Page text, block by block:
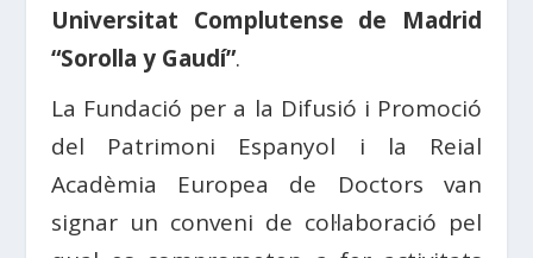
Universitat Complutense de Madrid
“Sorolla y Gaudí”.
La Fundació per a la Difusió i Promoció
del Patrimoni Espanyol i la Reial
Acadèmia Europea de Doctors van
signar un conveni de col·laboració pel